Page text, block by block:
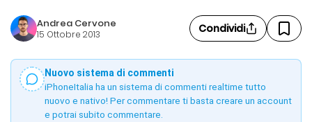
Andrea Cervone
15 Ottobre 2013 Condividi
Nuovo sistema di commenti
iPhoneItalia ha un sistema di commenti realtime tutto
nuovo e nativo! Per commentare ti basta creare un account
e potrai subito commentare.